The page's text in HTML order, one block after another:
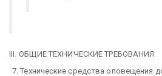
III. ОБЩИЕ ТЕХНИЧЕСКИЕ ТРЕБОВАНИЯ
7. Технические средства оповещения